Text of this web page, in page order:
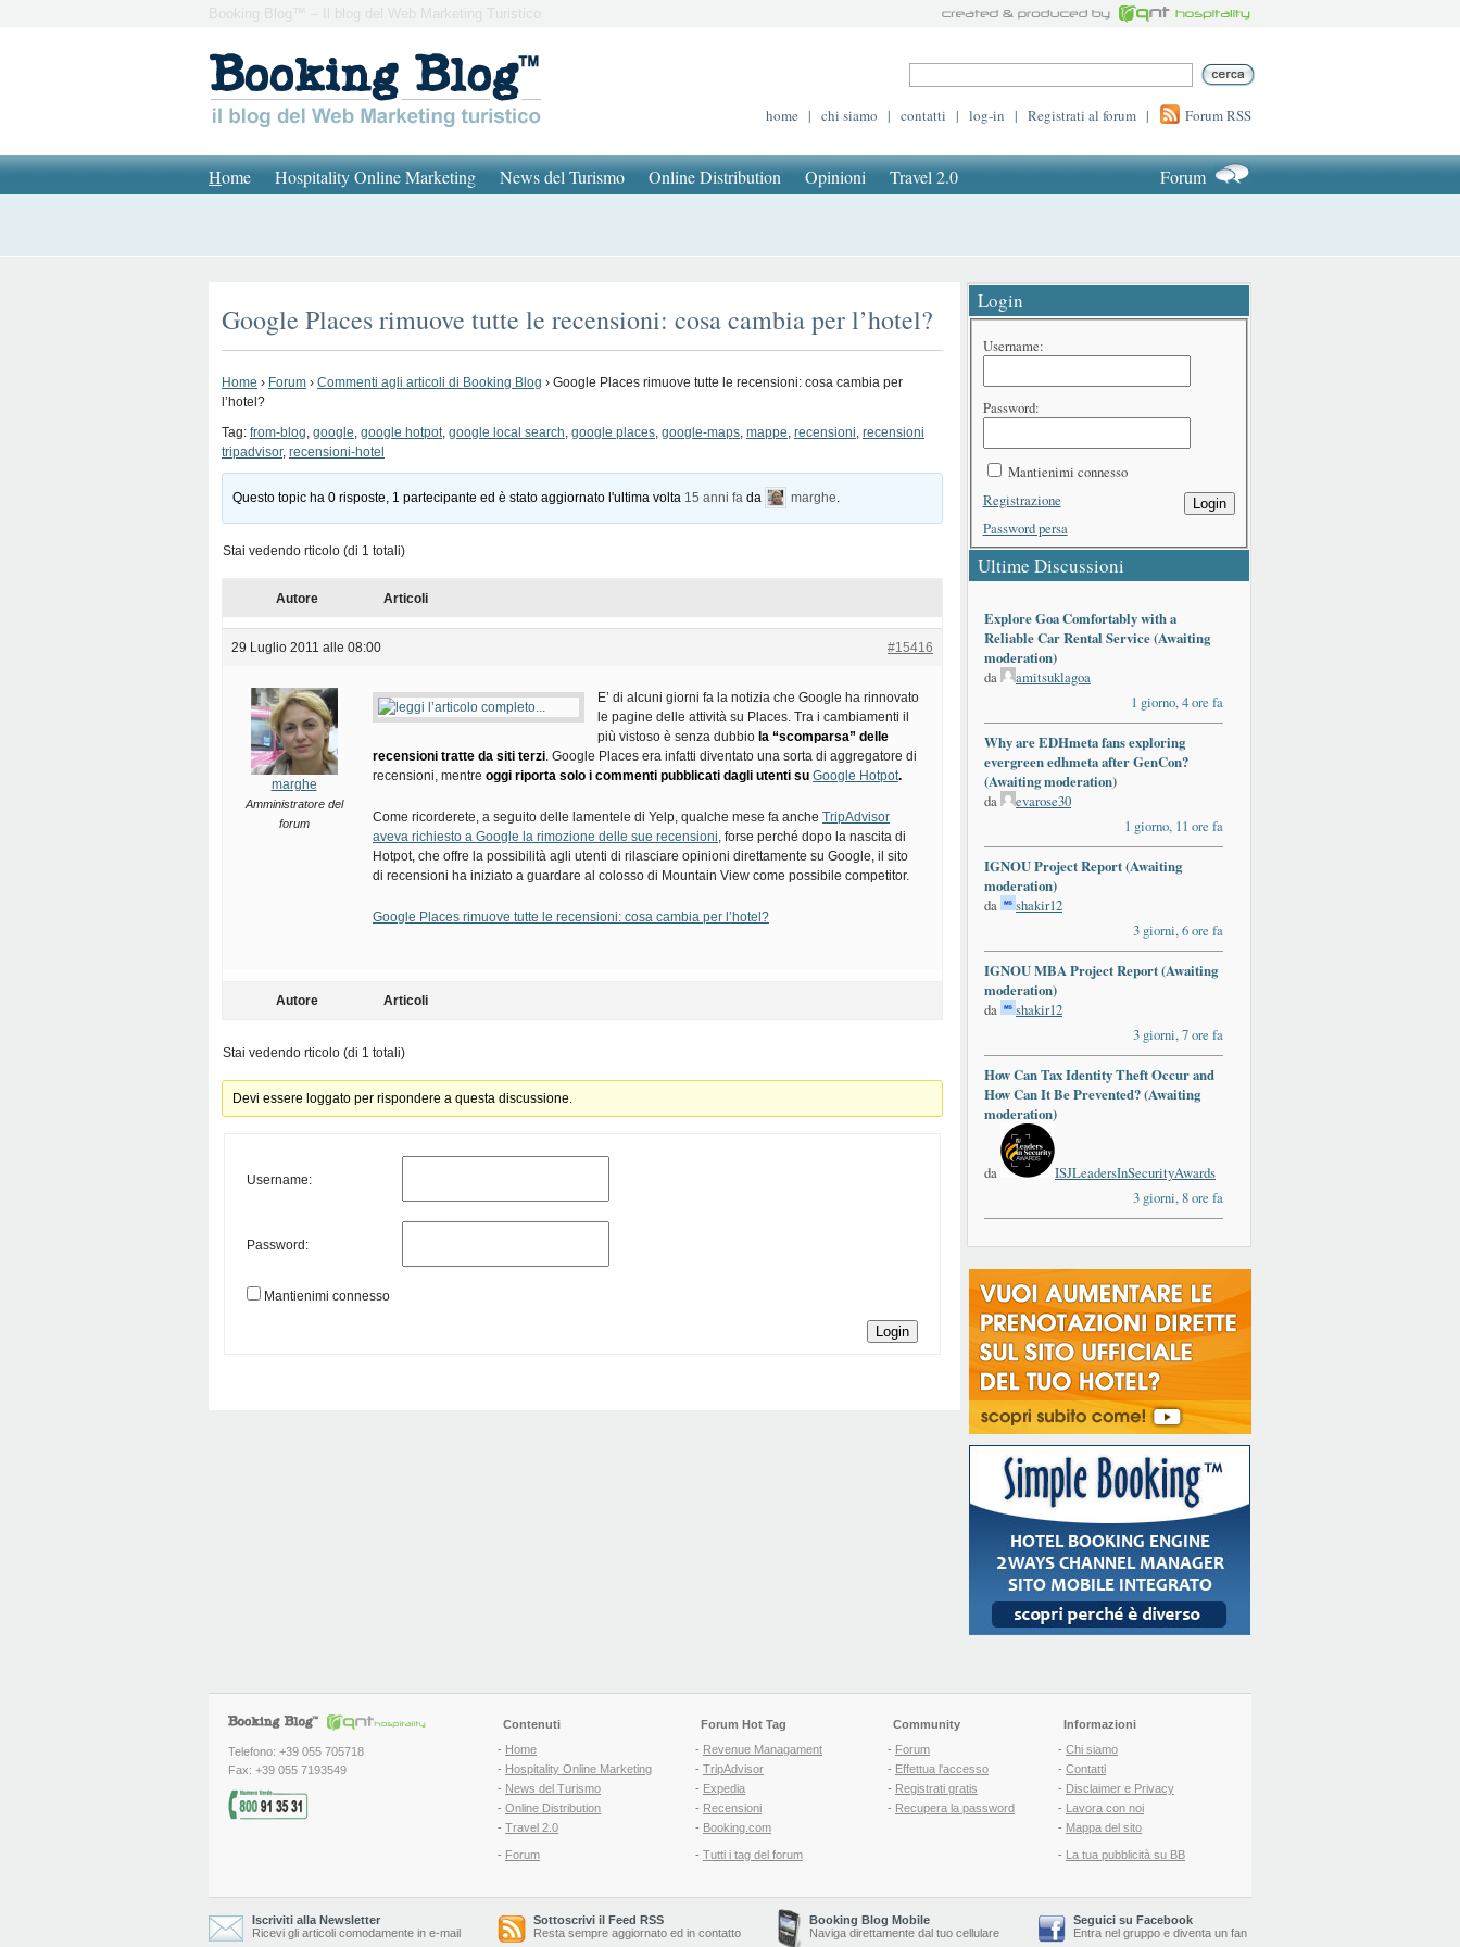
Booking Blog™ – Il blog del Web Marketing Turistico
home | chi siamo | contatti | log-in | Registrati al forum | Forum RSS
Home Hospitality Online Marketing News del Turismo Online Distribution Opinioni Travel 2.0 Forum
Google Places rimuove tutte le recensioni: cosa cambia per l’hotel?
Home › Forum › Commenti agli articoli di Booking Blog › Google Places rimuove tutte le recensioni: cosa cambia per
l’hotel?
Tag: from-blog, google, google hotpot, google local search, google places, google-maps, mappe, recensioni, recensioni
tripadvisor, recensioni-hotel
Questo topic ha 0 risposte, 1 partecipante ed è stato aggiornato l'ultima volta 15 anni fa da marghe
Stai vedendo rticolo (di 1 totali)
Autore Articoli
29 Luglio 2011 alle 08:00 #15416
marghe
Amministratore del
forum
E’ di alcuni giorni fa la notizia che Google ha rinnovato
le pagine delle attività su Places. Tra i cambiamenti il
più vistoso è senza dubbio la “scomparsa” delle
recensioni tratte da siti terzi. Google Places era infatti diventato una sorta di aggregatore di
recensioni, mentre oggi riporta solo i commenti pubblicati dagli utenti su Google Hotpot.
Come ricorderete, a seguito delle lamentele di Yelp, qualche mese fa anche TripAdvisor
aveva richiesto a Google la rimozione delle sue recensioni, forse perché dopo la nascita di
Hotpot, che offre la possibilità agli utenti di rilasciare opinioni direttamente su Google, il sito
di recensioni ha iniziato a guardare al colosso di Mountain View come possibile competitor.
Google Places rimuove tutte le recensioni: cosa cambia per l’hotel?
Autore Articoli
Stai vedendo rticolo (di 1 totali)
Devi essere loggato per rispondere a questa discussione.
Username:
Password:
Mantienimi connesso
Login
Login
Username:
Password:
Mantienimi connesso
Login
Registrazione
Password persa
Ultime Discussioni
Explore Goa Comfortably with a
Reliable Car Rental Service (Awaiting
moderation)
da
amitsuklagoa
1 giorno, 4 ore fa
Why are EDHmeta fans exploring
evergreen edhmeta after GenCon?
(Awaiting moderation)
da
evarose30
1 giorno, 11 ore fa
IGNOU Project Report (Awaiting
moderation)
da
shakir12
3 giorni, 6 ore fa
IGNOU MBA Project Report (Awaiting
moderation)
da
shakir12
3 giorni, 7 ore fa
How Can Tax Identity Theft Occur and
How Can It Be Prevented? (Awaiting
moderation)
da
ISJLeadersInSecurityAwards
3 giorni, 8 ore fa
Telefono: +39 055 705718
Fax: +39 055 7193549
Contenuti
- Home
- Hospitality Online Marketing
- News del Turismo
- Online Distribution
- Travel 2.0
- Forum
Forum Hot Tag
- Revenue Managament
- TripAdvisor
- Expedia
- Recensioni
- Booking.com
- Tutti i tag del forum
Community
- Forum
- Effettua l'accesso
- Registrati gratis
- Recupera la password
Informazioni
- Chi siamo
- Contatti
- Disclaimer e Privacy
- Lavora con noi
- Mappa del sito
- La tua pubblicità su BB
Iscriviti alla Newsletter
Ricevi gli articoli comodamente in e-mail
Sottoscrivi il Feed RSS
Resta sempre aggiornato ed in contatto
Booking Blog Mobile
Naviga direttamente dal tuo cellulare
Seguici su Facebook
Entra nel gruppo e diventa un fan